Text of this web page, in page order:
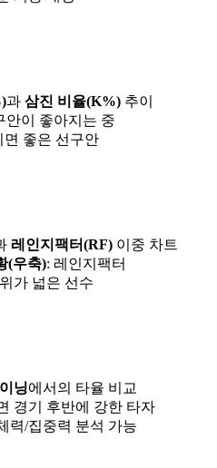
과 삼진 비율(K%) 추이
안이 좋아지는 중
면 좋은 선구안
레인지팩터(RF) 이중 차트
(우축): 레인지팩터
가 넓은 선수
닝에서의 타율 비교
경기 후반에 강한 타자
력/집중력 분석 가능